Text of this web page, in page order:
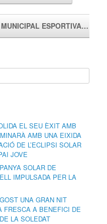
MUNICIPAL ESPORTIVA…
EL SEU ÈXIT AMB
AMB UNA EIXIDA
DE L’ECLIPSI SOLAR
JOVE
SOLAR DE
IMPULSADA PER LA
UNA GRAN NIT
FRESCA A BENEFICI DE
LA SOLEDAT